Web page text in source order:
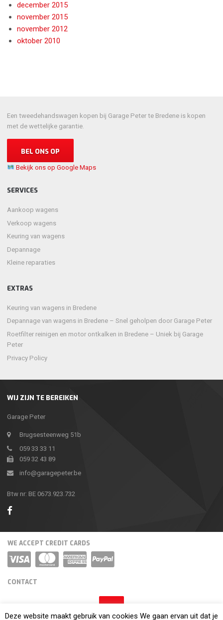
december 2015
november 2015
november 2012
oktober 2010
WIJ ZIJN TE BEREIKEN
Garage Peter
Brugsesteenweg 51b
059 33 33 11
059 32 43 89
info@garagepeter.be
Btw nr: BE 0673.923.732
Een tweedehandswagen kopen bij Garage Peter te Bredene is kopen
met de wettelijke garantie.
BEL ONS OP
Bekijk ons op Google Maps
SERVICES
Aankoop wagens
Verkoop wagens
Keuring van wagens
Depannage
Kleine reparaties
EXTRAS
Keuring van wagens in Bredene
Depannage van wagens in Bredene – Snel geholpen door Garage Peter
Roetfilter reinigen en motor ontkalken in Bredene – Uniek bij Garage
Peter
Privacy Policy
WE ACCEPT CREDIT CARDS
CONTACT
Deze website maakt gebruik van cookies We gaan ervan uit dat je